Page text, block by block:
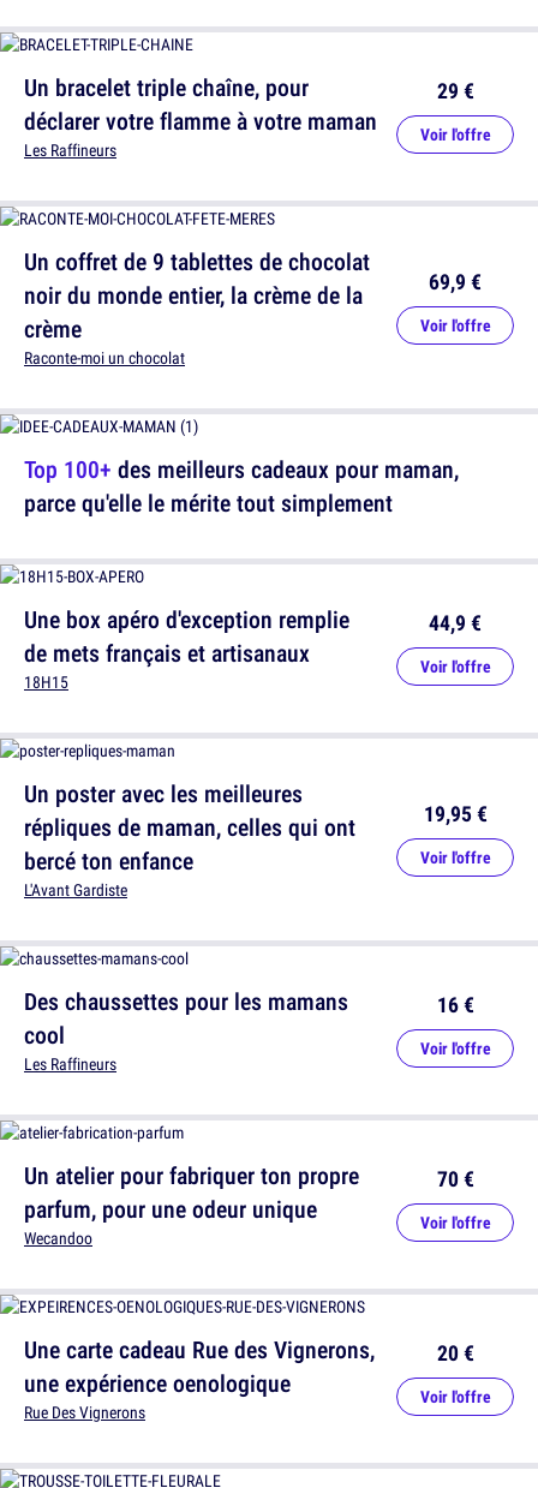
Un coffret de 9 tablettes de chocolat
noir du monde entier, la crème de la
crème
Raconte-moi un chocolat
69,9 €
Voir l'offre
Une box apéro d'exception remplie
de mets français et artisanaux
18H15
44,9 €
Voir l'offre
Des chaussettes pour les mamans
cool
Les Raffineurs
16 €
Voir l'offre
Une carte cadeau Rue des Vignerons,
une expérience oenologique
Rue Des Vignerons
20 €
Voir l'offre
Un bracelet triple chaîne, pour
déclarer votre flamme à votre maman
Les Raffineurs
29 €
Voir l'offre
Top 100+ des meilleurs cadeaux pour maman,
parce qu'elle le mérite tout simplement
Un poster avec les meilleures
répliques de maman, celles qui ont
bercé ton enfance
L'Avant Gardiste
19,95 €
Voir l'offre
Un atelier pour fabriquer ton propre
parfum, pour une odeur unique
Wecandoo
70 €
Voir l'offre